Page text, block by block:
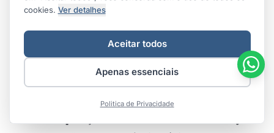
foram transformadores. Eles reduziram a latência de suas
processamento em 300%, e mais importante, reduziram
seus custos operacionais em 45% comparado à solução
AWS que utilizavam anteriormente. Mas o benefício mais
valioso foi o controle total sobre sua infraestrutura
Tabela: Comparação de Performance - API Gateways
cookies. Ver detalhes
Aceitar todos
Apenas essenciais
Politica de Privacidade